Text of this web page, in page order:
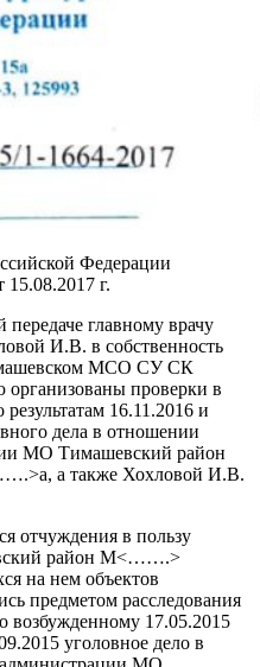
Федерации
г.
главному врачу
И.В. в собственность
МСО СУ СК
организованы проверки в
16.11.2016 и
дела в отношении
МО Тимашевский район
а также Хохловой И.В.
отчуждения в пользу
район М<…….>
на нем объектов
предметом расследования
возбужденному 17.05.2015
уголовное дело в